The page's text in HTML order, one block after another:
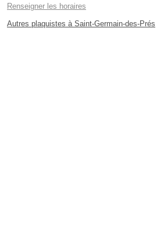
Renseigner les horaires
Autres plaquistes à Saint-Germain-des-Prés